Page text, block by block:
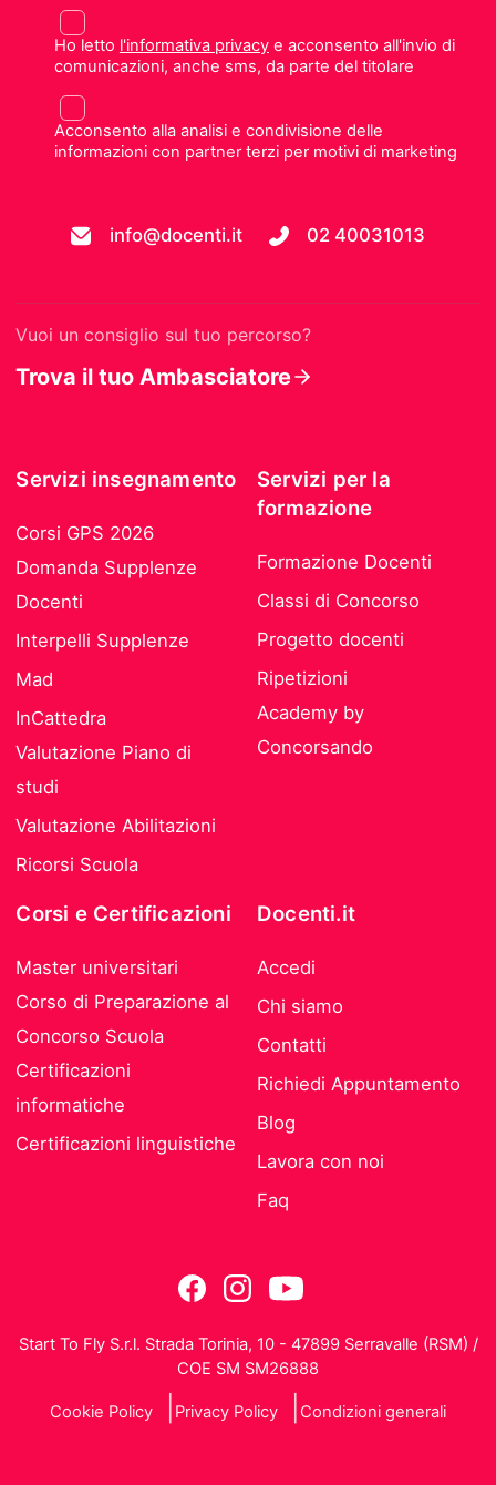
Ho letto l'informativa privacye acconsento all'invio di
comunicazioni, anche sms, da parte del titolare
Acconsento alla analisi e condivisione delle
informazioni con partner terzi per motivi di marketing
info@docenti.it 02 40031013
Vuoi un consiglio sul tuo percorso?
Trova il tuo Ambasciatore
Servizi insegnamento
Corsi GPS 2026
Domanda Supplenze
Docenti
Interpelli Supplenze
Mad
InCattedra
Valutazione Piano di
studi
Valutazione Abilitazioni
Ricorsi Scuola
Servizi per la
formazione
Formazione Docenti
Classi di Concorso
Progetto docenti
Ripetizioni
Academy by
Concorsando
Corsi e Certificazioni
Master universitari
Corso di Preparazione al
Concorso Scuola
Certificazioni
informatiche
Certificazioni linguistiche
Docenti.it
Accedi
Chi siamo
Contatti
Richiedi Appuntamento
Blog
Lavora con noi
Faq
Start To Fly S.r.l. Strada Torinia, 10 - 47899 Serravalle (RSM) /
COE SM SM26888
Cookie Policy Privacy Policy Condizioni generali